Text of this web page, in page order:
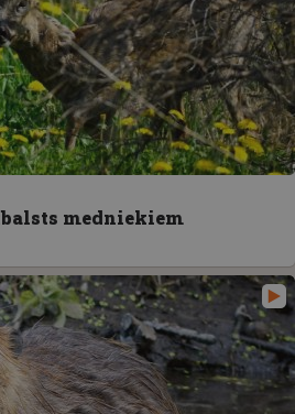
medniekiem